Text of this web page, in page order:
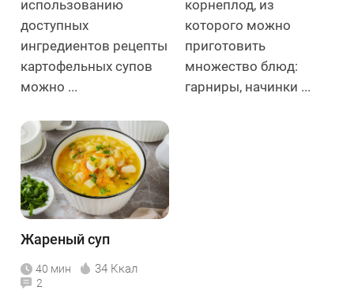
использованию
доступных
ингредиентов рецепты
картофельных супов
можно ...
корнеплод, из
которого можно
приготовить
множество блюд:
гарниры, начинки ...
Жареный суп
40 мин 34 Ккал
2